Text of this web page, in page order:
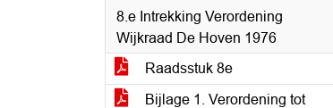
8.e Intrekking Verordening
Wijkraad De Hoven 1976
Raadsstuk 8e
Bijlage 1. Verordening tot